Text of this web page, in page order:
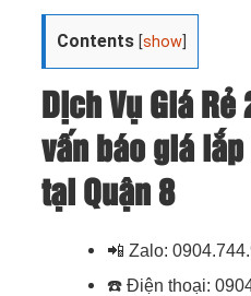
Contents [show
Dịch Vụ Giá
vấn báo giá
tại Quận 8
📲 Zalo:
☎️ Điện thoại: